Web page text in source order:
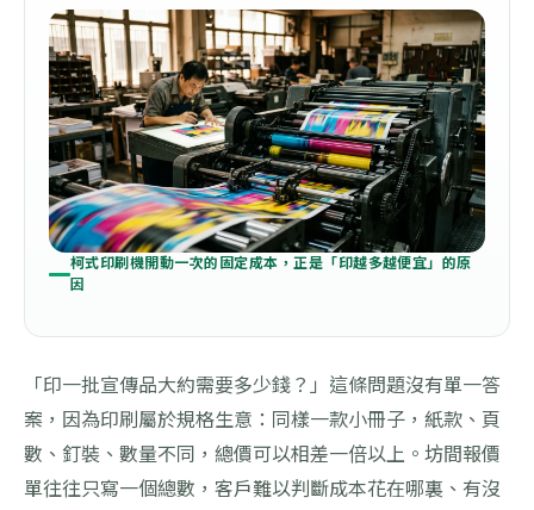
柯式印刷機開動一次的固定成本，正是「印越多越便宜」的原
因
「印一批宣傳品大約需要多少錢？」這條問題沒有單一答
案，因為印刷屬於規格生意：同樣一款小冊子，紙款、頁
數、釘裝、數量不同，總價可以相差一倍以上。坊間報價
單往往只寫一個總數，客戶難以判斷成本花在哪裏、有沒